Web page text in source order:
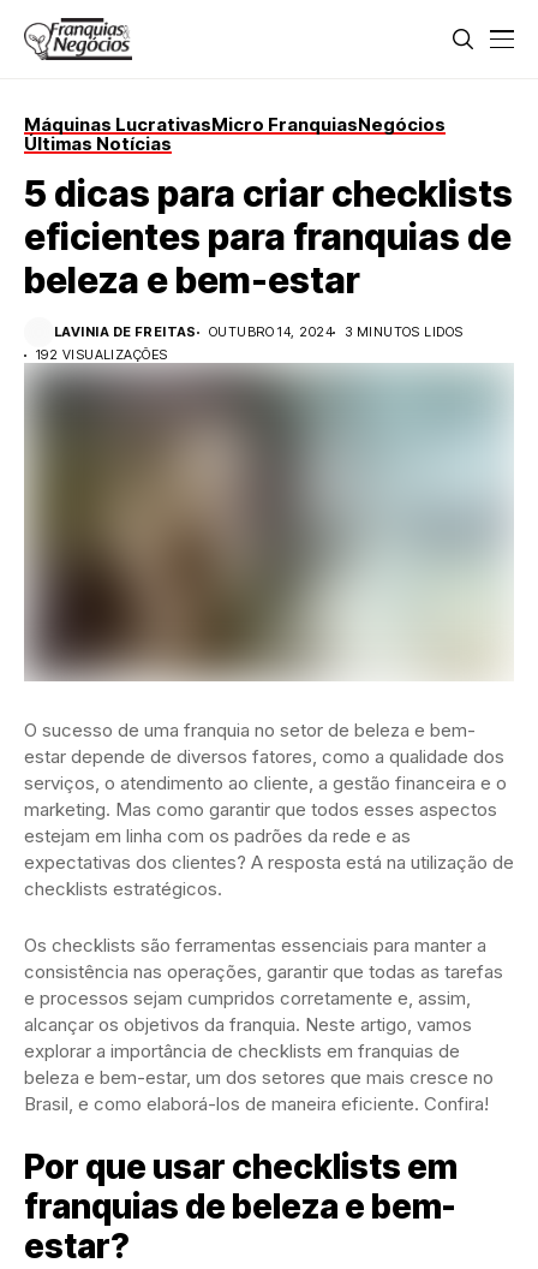
Máquinas LucrativasMicro FranquiasNegócios
Últimas Notícias
5 dicas para criar checklists
eficientes para franquias de
beleza e bem-estar
LAVINIA DE FREITAS OUTUBRO 14, 2024
3 MINUTOS LIDOS
192 VISUALIZAÇÕES
O sucesso de uma franquia no setor de beleza e bem-
estar depende de diversos fatores, como a qualidade dos
serviços, o atendimento ao cliente, a gestão financeira e o
marketing. Mas como garantir que todos esses aspectos
estejam em linha com os padrões da rede e as
expectativas dos clientes? A resposta está na utilização de
checklists estratégicos.
Os checklists são ferramentas essenciais para manter a
consistência nas operações, garantir que todas as tarefas
e processos sejam cumpridos corretamente e, assim,
alcançar os objetivos da franquia. Neste artigo, vamos
explorar a importância de checklists em franquias de
beleza e bem-estar, um dos setores que mais cresce no
Brasil, e como elaborá-los de maneira eficiente. Confira!
Por que usar checklists em
franquias de beleza e bem-
estar?